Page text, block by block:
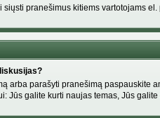
siųsti pranešimus kitiems vartotojams
arba parašyti pranešimą paspauskite
Jūs galite kurti naujas temas, Jūs